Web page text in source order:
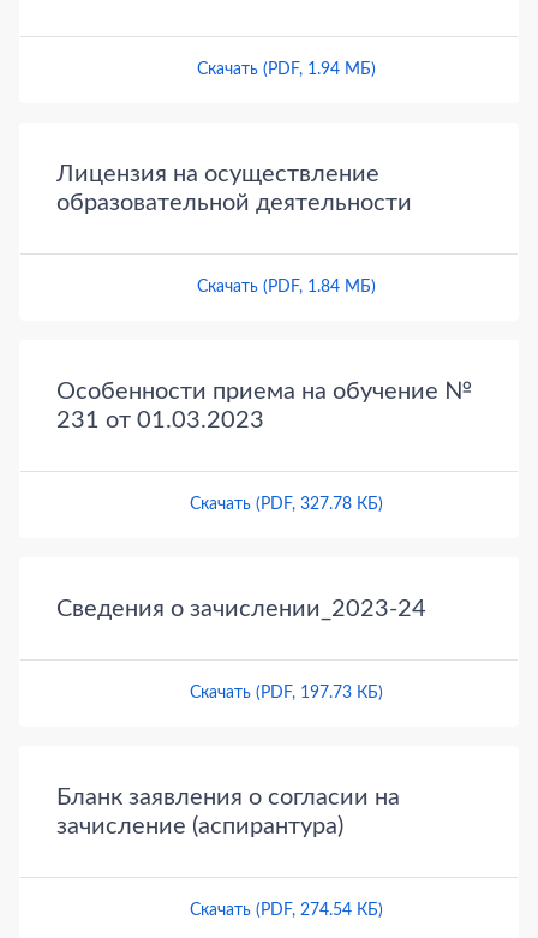
Скачать (PDF, 1.94 МБ)
Лицензия на осуществление
образовательной деятельности
Скачать (PDF, 1.84 МБ)
Особенности приема на обучение №
231 от 01.03.2023
Скачать (PDF, 327.78 КБ)
Сведения о зачислении_2023-24
Скачать (PDF, 197.73 КБ)
Бланк заявления о согласии на
зачисление (аспирантура)
Скачать (PDF, 274.54 КБ)